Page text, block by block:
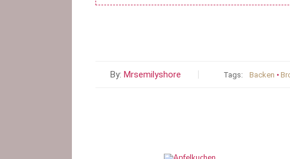
By: Mrsemilyshore Tags: Backen •